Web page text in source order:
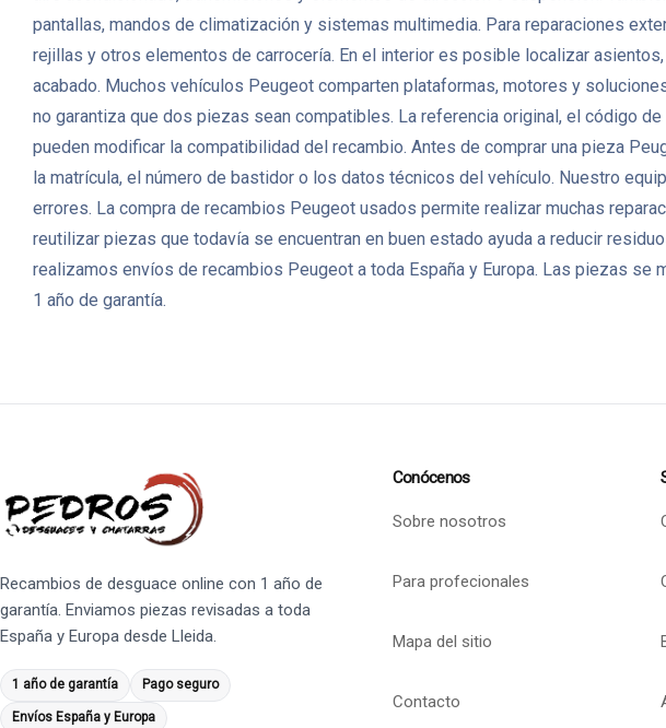
pantallas, mandos de climatización y sistemas multimedia. Para reparaciones
rejillas y otros elementos de carrocería. En el interior es posible localizar
acabado. Muchos vehículos Peugeot comparten plataformas, motores y
no garantiza que dos piezas sean compatibles. La referencia original, el código
pueden modificar la compatibilidad del recambio. Antes de comprar una pieza
la matrícula, el número de bastidor o los datos técnicos del vehículo. Nuestro
errores. La compra de recambios Peugeot usados permite realizar muchas
reutilizar piezas que todavía se encuentran en buen estado ayuda a reducir
realizamos envíos de recambios Peugeot a toda España y Europa. Las piezas
1 año de garantía.
Recambios de desguace online con 1 año de
garantía. Enviamos piezas revisadas a toda
España y Europa desde Lleida.
1 año de garantía Pago seguro
Envíos España y Europa
Conócenos
Sobre nosotros
Para profecionales
Mapa del sitio
Contacto